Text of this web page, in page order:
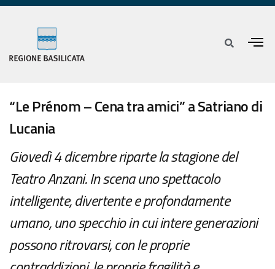
“Le Prénom – Cena tra amici” a Satriano di
Lucania
Giovedì 4 dicembre riparte la stagione del
Teatro Anzani. In scena uno spettacolo
intelligente, divertente e profondamente
umano, uno specchio in cui intere generazioni
possono ritrovarsi, con le proprie